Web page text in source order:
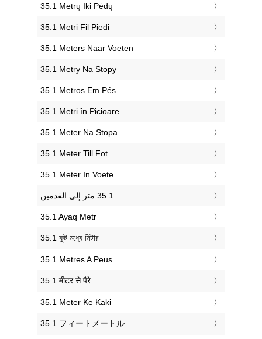
‎35.1 Metrų Iki Pėdų
‎35.1 Metri Fil Piedi
‎35.1 Meters Naar Voeten
‎35.1 Metry Na Stopy
‎35.1 Metros Em Pés
‎35.1 Metri în Picioare
‎35.1 Meter Na Stopa
‎35.1 Meter Till Fot
‎35.1 Meter In Voete
‎35.1 Ayaq Metr
‎35.1 ফুট মধ্যে মিটার
‎35.1 Metres A Peus
‎35.1 मीटर से पैरे
‎35.1 Meter Ke Kaki
‎35.1 フィートメートル